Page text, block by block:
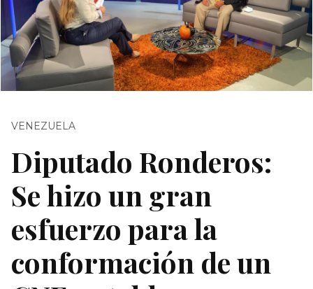
VENEZUELA
Diputado Ronderos:
Se hizo un gran
esfuerzo para la
conformación de un